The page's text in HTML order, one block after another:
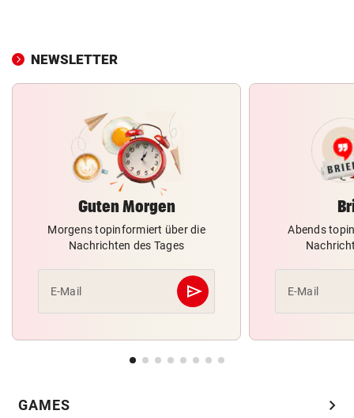
NEWSLETTER
Guten Morgen
Morgens topinformiert über die
Nachrichten des Tages
E-Mail send
Abschicken
Abends
E-Mail
GAMES chevron_right